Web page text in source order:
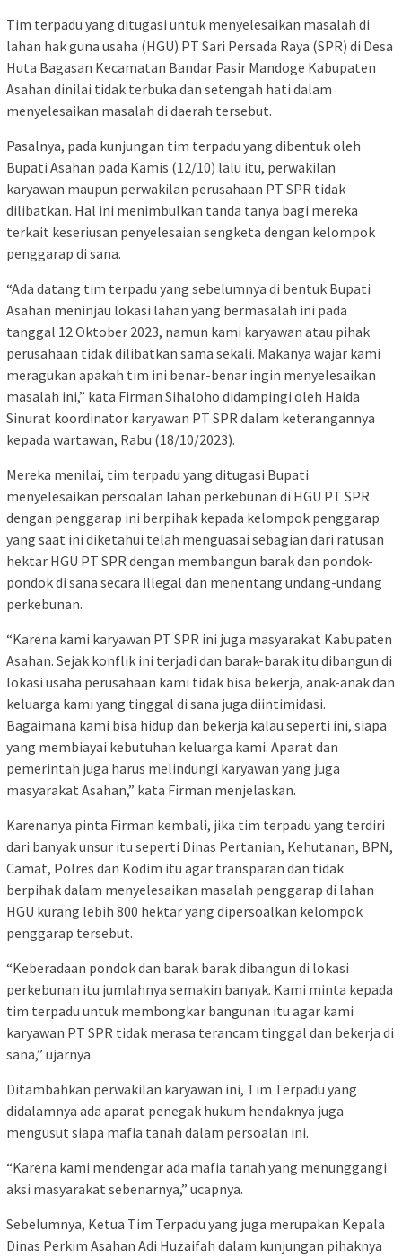
Tim terpadu yang ditugasi untuk menyelesaikan masalah di
lahan hak guna usaha (HGU) PT Sari Persada Raya (SPR) di Desa
Huta Bagasan Kecamatan Bandar Pasir Mandoge Kabupaten
Asahan dinilai tidak terbuka dan setengah hati dalam
menyelesaikan masalah di daerah tersebut.
Pasalnya, pada kunjungan tim terpadu yang dibentuk oleh
Bupati Asahan pada Kamis (12/10) lalu itu, perwakilan
karyawan maupun perwakilan perusahaan PT SPR tidak
dilibatkan. Hal ini menimbulkan tanda tanya bagi mereka
terkait keseriusan penyelesaian sengketa dengan kelompok
penggarap di sana.
“Ada datang tim terpadu yang sebelumnya di bentuk Bupati
Asahan meninjau lokasi lahan yang bermasalah ini pada
tanggal 12 Oktober 2023, namun kami karyawan atau pihak
perusahaan tidak dilibatkan sama sekali. Makanya wajar kami
meragukan apakah tim ini benar-benar ingin menyelesaikan
masalah ini,” kata Firman Sihaloho didampingi oleh Haida
Sinurat koordinator karyawan PT SPR dalam keterangannya
kepada wartawan, Rabu (18/10/2023).
Mereka menilai, tim terpadu yang ditugasi Bupati
menyelesaikan persoalan lahan perkebunan di HGU PT SPR
dengan penggarap ini berpihak kepada kelompok penggarap
yang saat ini diketahui telah menguasai sebagian dari ratusan
hektar HGU PT SPR dengan membangun barak dan pondok-
pondok di sana secara illegal dan menentang undang-undang
perkebunan.
“Karena kami karyawan PT SPR ini juga masyarakat Kabupaten
Asahan. Sejak konflik ini terjadi dan barak-barak itu dibangun di
lokasi usaha perusahaan kami tidak bisa bekerja, anak-anak dan
keluarga kami yang tinggal di sana juga diintimidasi.
Bagaimana kami bisa hidup dan bekerja kalau seperti ini, siapa
yang membiayai kebutuhan keluarga kami. Aparat dan
pemerintah juga harus melindungi karyawan yang juga
masyarakat Asahan,” kata Firman menjelaskan.
Karenanya pinta Firman kembali, jika tim terpadu yang terdiri
dari banyak unsur itu seperti Dinas Pertanian, Kehutanan, BPN,
Camat, Polres dan Kodim itu agar transparan dan tidak
berpihak dalam menyelesaikan masalah penggarap di lahan
HGU kurang lebih 800 hektar yang dipersoalkan kelompok
penggarap tersebut.
“Keberadaan pondok dan barak barak dibangun di lokasi
perkebunan itu jumlahnya semakin banyak. Kami minta kepada
tim terpadu untuk membongkar bangunan itu agar kami
karyawan PT SPR tidak merasa terancam tinggal dan bekerja di
sana,” ujarnya.
Ditambahkan perwakilan karyawan ini, Tim Terpadu yang
didalamnya ada aparat penegak hukum hendaknya juga
mengusut siapa mafia tanah dalam persoalan ini.
“Karena kami mendengar ada mafia tanah yang menunggangi
aksi masyarakat sebenarnya,” ucapnya.
Sebelumnya, Ketua Tim Terpadu yang juga merupakan Kepala
Dinas Perkim Asahan Adi Huzaifah dalam kunjungan pihaknya